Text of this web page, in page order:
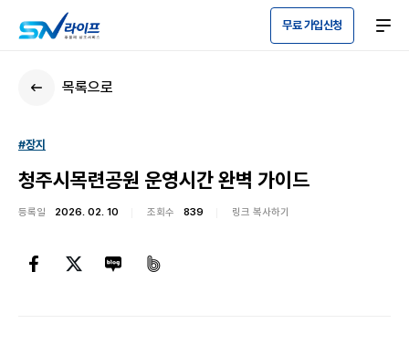
무료 가입신청
목록으로
#장지
청주시목련공원 운영시간 완벽 가이드
등록일 2026. 02. 10 조회수 839 링크 복사하기